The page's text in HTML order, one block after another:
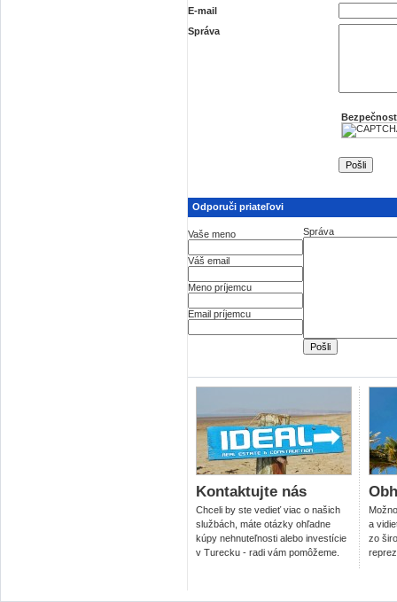
E-mail
Správa
Odporuči priateľovi
Vaše meno
Váš email
Meno príjemcu
Email príjemcu
Správa
Kontaktujte nás
Chceli by ste vedieť viac o našich
službách, máte otázky ohľadne
kúpy nehnuteľnosti alebo investície
v Turecku - radi vám pomôžeme.
a
zo